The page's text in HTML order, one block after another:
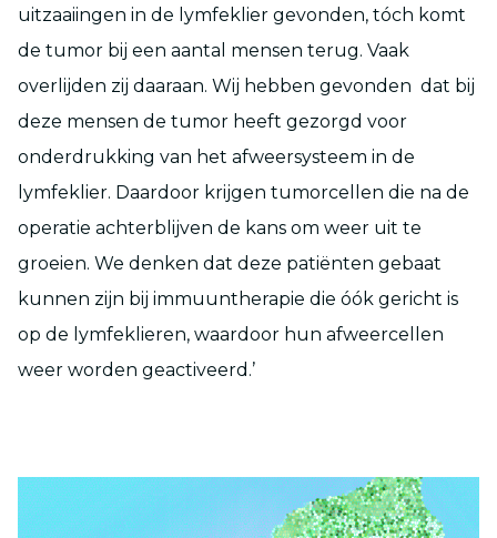
uitzaaiingen in de lymfeklier gevonden, tóch komt
de tumor bij een aantal mensen terug. Vaak
overlijden zij daaraan. Wij hebben gevonden dat bij
deze mensen de tumor heeft gezorgd voor
onderdrukking van het afweersysteem in de
lymfeklier. Daardoor krijgen tumorcellen die na de
operatie achterblijven de kans om weer uit te
groeien. We denken dat deze patiënten gebaat
kunnen zijn bij immuuntherapie die óók gericht is
op de lymfeklieren, waardoor hun afweercellen
weer worden geactiveerd.’